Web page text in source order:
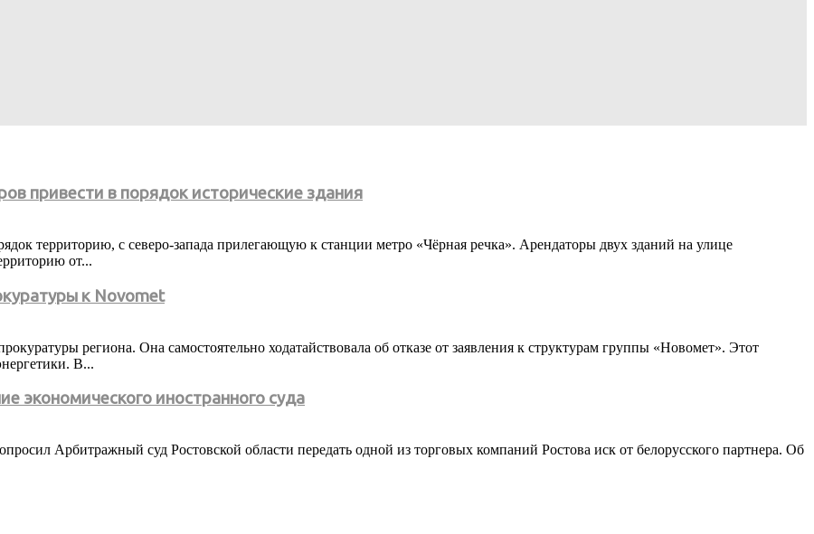
привести в порядок исторические здания
территорию, с северо-запада прилегающую к станции метро «Чёрная речка». Арендаторы двух зданий на улице
от...
к Novomet
региона. Она самостоятельно ходатайствовала об отказе от заявления к структурам группы «Новомет». Этот
В...
экономического иностранного суда
Арбитражный суд Ростовской области передать одной из торговых компаний Ростова иск от белорусского партнера. Об